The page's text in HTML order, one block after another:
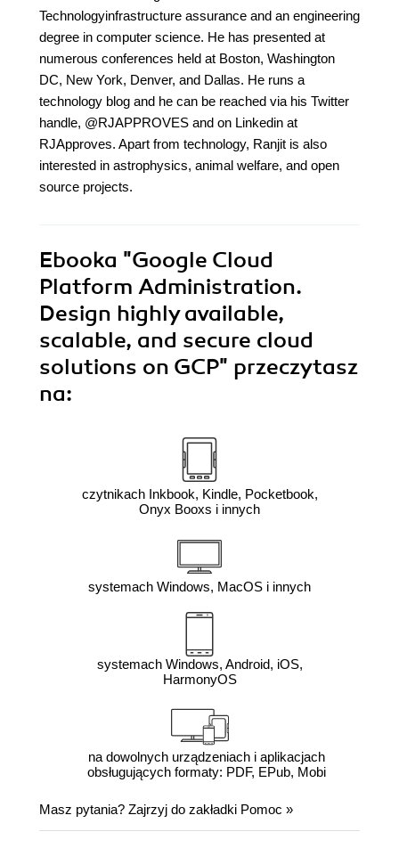
Technologyinfrastructure assurance and an engineering
degree in computer science. He has presented at
numerous conferences held at Boston, Washington
DC, New York, Denver, and Dallas. He runs a
technology blog and he can be reached via his Twitter
handle, @RJAPPROVES and on Linkedin at
RJApproves. Apart from technology, Ranjit is also
interested in astrophysics, animal welfare, and open
source projects.
Ebooka "Google Cloud
Platform Administration.
Design highly available,
scalable, and secure cloud
solutions on GCP" przeczytasz
na:
czytnikach Inkbook, Kindle, Pocketbook,
Onyx Booxs i innych
systemach Windows, MacOS i innych
systemach Windows, Android, iOS,
HarmonyOS
na dowolnych urządzeniach i aplikacjach
obsługujących formaty: PDF, EPub, Mobi
Masz pytania? Zajrzyj do zakładki Pomoc »